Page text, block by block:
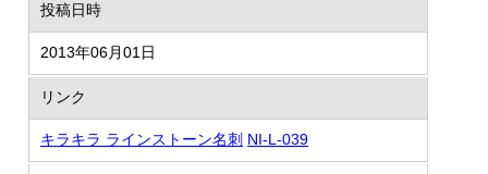
投稿日時
2013年06月01日
リンク
キラキラ ラインストーン名刺 NI-L-039